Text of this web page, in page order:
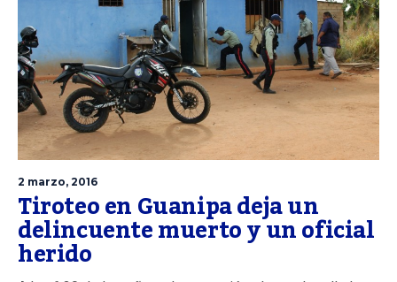
2 marzo, 2016
Tiroteo en Guanipa deja un
delincuente muerto y un oficial
herido